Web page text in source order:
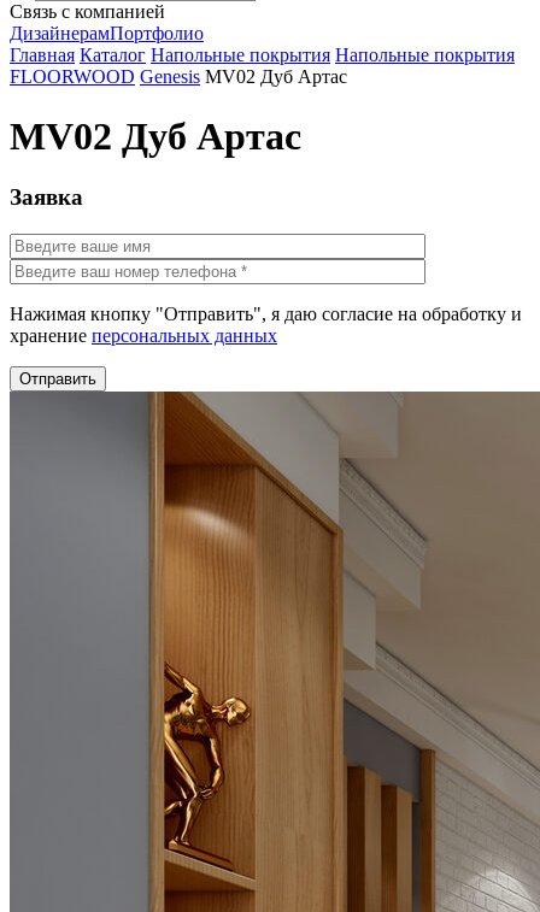
Связь с компанией
ДизайнерамПортфолио
Главная Каталог Напольные покрытия Напольные покрытия
FLOORWOOD Genesis MV02 Дуб Артас
MV02 Дуб Артас
Заявка
Нажимая кнопку "Отправить", я даю согласие на обработку и
хранение персональных данных
Отправить